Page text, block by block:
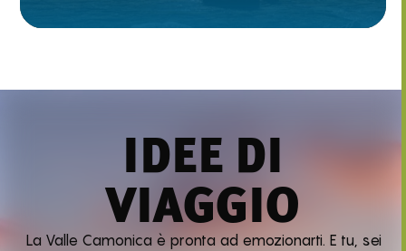
IDEE DI
VIAGGIO
La Valle Camonica è pronta ad emozionarti. E tu, sei